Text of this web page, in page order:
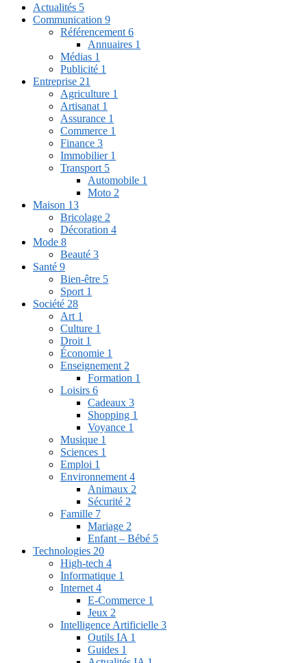
Actualités 5
Communication 9
Référencement 6
Annuaires 1
Médias 1
Publicité 1
Entreprise 21
Agriculture 1
Artisanat 1
Assurance 1
Commerce 1
Finance 3
Immobilier 1
Transport 5
Automobile 1
Moto 2
Maison 13
Bricolage 2
Décoration 4
Mode 8
Beauté 3
Santé 9
Bien-être 5
Sport 1
Société 28
Art 1
Culture 1
Droit 1
Économie 1
Enseignement 2
Formation 1
Loisirs 6
Cadeaux 3
Shopping 1
Voyance 1
Musique 1
Sciences 1
Emploi 1
Environnement 4
Animaux 2
Sécurité 2
Famille 7
Mariage 2
Enfant – Bébé 5
Technologies 20
High-tech 4
Informatique 1
Internet 4
E-Commerce 1
Jeux 2
Intelligence Artificielle 3
Outils IA 1
Guides 1